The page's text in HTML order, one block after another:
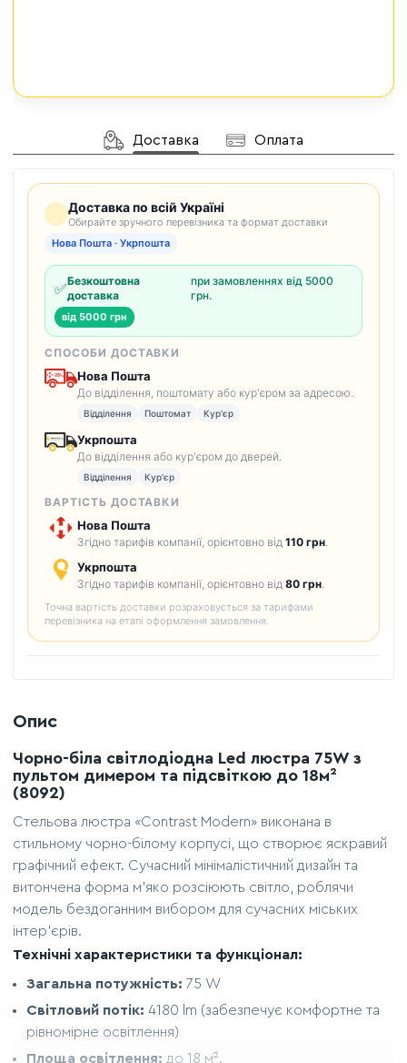
Доставка Оплата
Доставка по всій Україні
Обирайте зручного перевізника та формат доставки
Нова Пошта · Укрпошта
✅Безкоштовна
доставка
при замовленнях від 5000
грн.
від 5000 грн
СПОСОБИ ДОСТАВКИ
Нова Пошта
До відділення, поштомату або кур'єром за адресою.
Відділення Поштомат Кур'єр
Укрпошта
До відділення або кур'єром до дверей.
Відділення Кур'єр
ВАРТІСТЬ ДОСТАВКИ
Нова Пошта
Згідно тарифів компанії, орієнтовно від 110 грн
Укрпошта
Згідно тарифів компанії, орієнтовно від 80 грн
Точна вартість доставки розраховується за тарифами
перевізника на етапі оформлення замовлення.
Опис
Чорно-біла світлодіодна Led люстра 75W з
пультом димером та підсвіткою до 18м²
(8092)
Стельова люстра «Contrast Modern» виконана в
стильному чорно-білому корпусі, що створює яскравий
графічний ефект. Сучасний мінімалістичний дизайн та
витончена форма м'яко розсіюють світло, роблячи
модель бездоганним вибором для сучасних міських
інтер'єрів.
Технічні характеристики та функціонал:
Загальна потужність: 75 W
Світловий потік: 4180 lm (забезпечує комфортне та
рівномірне освітлення)
Площа освітлення: до 18 м².